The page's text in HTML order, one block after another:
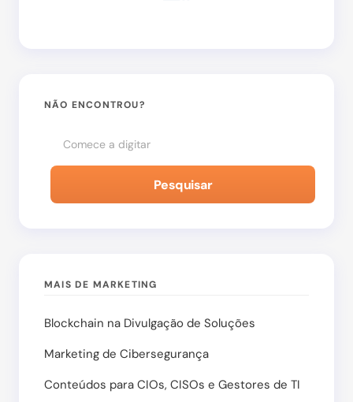
NÃO ENCONTROU?
Pesquisar
MAIS DE MARKETING
Blockchain na Divulgação de Soluções
Marketing de Cibersegurança
Conteúdos para CIOs, CISOs e Gestores de TI